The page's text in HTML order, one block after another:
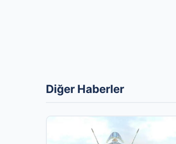
Diğer Haberler